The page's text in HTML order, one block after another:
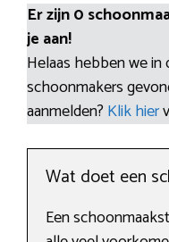
Er zijn 0
je aan!
Helaas hebben we
schoonmakers
aanmelden? Klik hier
Wat doet een
Een